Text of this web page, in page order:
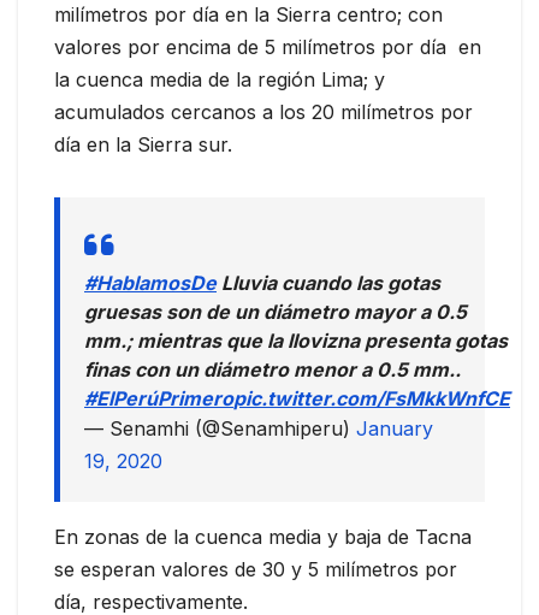
milímetros por día en la Sierra centro; con
valores por encima de 5 milímetros por día en
la cuenca media de la región Lima; y
acumulados cercanos a los 20 milímetros por
día en la Sierra sur.
#HablamosDeLluvia cuando las gotas
gruesas son de un diámetro mayor a 0.5
mm.; mientras que la llovizna presenta gotas
finas con un diámetro menor a 0.5 mm..
#ElPerúPrimeropic.twitter.com/FsMkkWnfCE
— Senamhi (@Senamhiperu) January
19, 2020
En zonas de la cuenca media y baja de Tacna
se esperan valores de 30 y 5 milímetros por
día, respectivamente.